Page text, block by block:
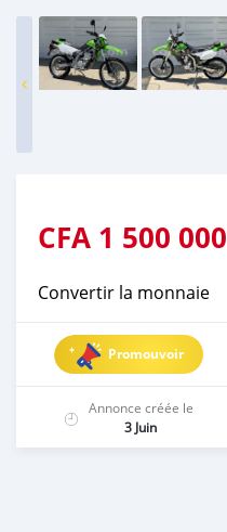
CFA 1 500 000
Convertir la monnaie
Promouvoir
Annonce créée le
3 Juin